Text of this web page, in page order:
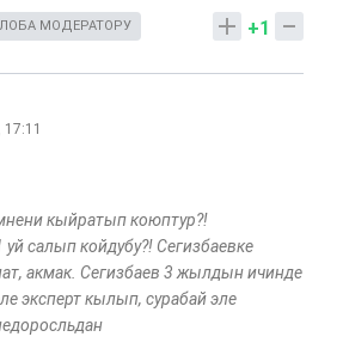
+1
МОДЕРАТОРУ
кыйратып коюптур?!
уй салып койдубу?! Сегизбаевке
акмак. Сегизбаев 3 жылдын ичинде
эксперт кылып, сурабай эле